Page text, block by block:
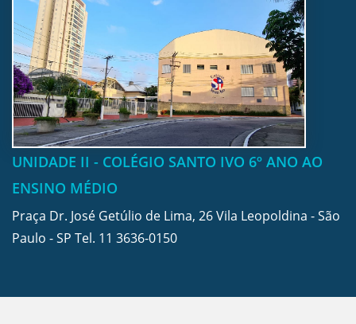
UNIDADE II - COLÉGIO SANTO IVO 6º ANO AO
ENSINO MÉDIO
Praça Dr. José Getúlio de Lima, 26 Vila Leopoldina - São
Paulo - SP Tel. 11 3636-0150